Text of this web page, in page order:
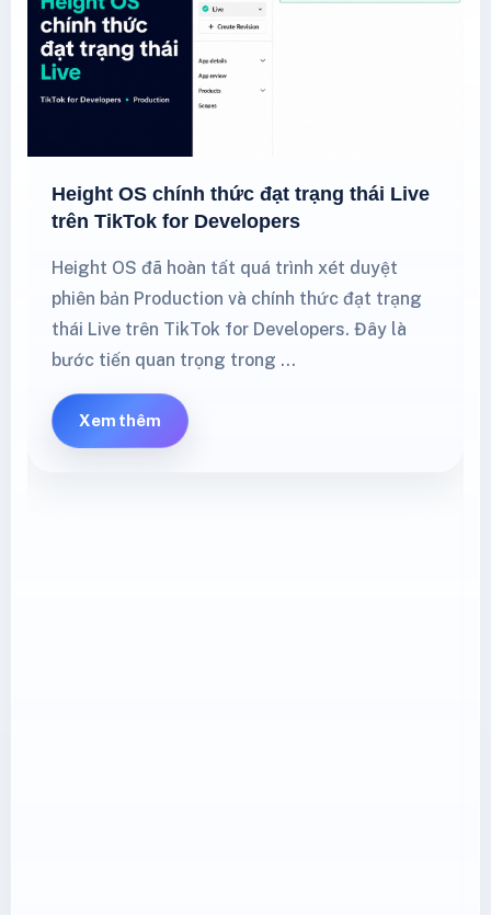
Height OS chính thức đạt trạng thái Live
trên TikTok for Developers
Height OS đã hoàn tất quá trình xét duyệt
phiên bản Production và chính thức đạt trạng
thái Live trên TikTok for Developers. Đây là
bước tiến quan trọng trong …
Xem thêm